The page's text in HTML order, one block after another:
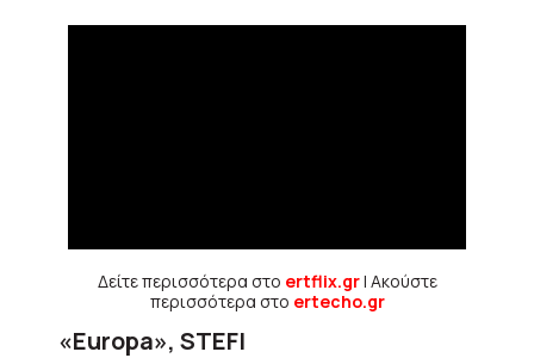
Δείτε περισσότερα στο ertflix.gr| Ακούστε
περισσότερα στο ertecho.gr
«Europa», STEFI